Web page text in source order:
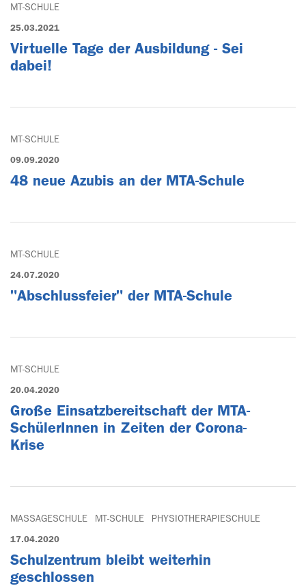
MT-SCHULE
25.03.2021
Virtuelle Tage der Ausbildung - Sei
dabei!
MT-SCHULE
09.09.2020
48 neue Azubis an der MTA-Schule
MT-SCHULE
24.07.2020
"Abschlussfeier" der MTA-Schule
MT-SCHULE
20.04.2020
Große Einsatzbereitschaft der MTA-
SchülerInnen in Zeiten der Corona-
Krise
MASSAGESCHULE MT-SCHULE PHYSIOTHERAPIESCHULE
17.04.2020
Schulzentrum bleibt weiterhin
geschlossen